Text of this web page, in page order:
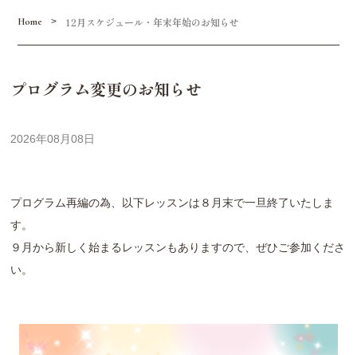
Home > 12月スケジュール・年末年始のお知らせ
プログラム変更のお知らせ
2026年08月08日
プログラム再編の為、以下レッスンは８月末で一旦終了いたしま
す。
９月から新しく始まるレッスンもありますので、ぜひご参加くださ
い。